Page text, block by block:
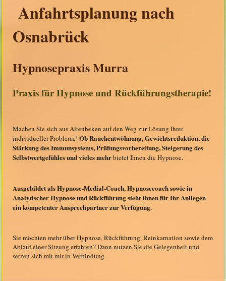
Anfahrtsplanung nach
Osnabrück
Hypnosepraxis Murra
Praxis für Hypnose und Rückführungstherapie!
Machen Sie sich aus Altenbeken auf den Weg zur Lösung Ihrer
individueller Probleme!Ob Rauchentwöhnung, Gewichtsreduktion, die
Stärkung des Immunsystems, Prüfungsvorbereitung, Steigerung des
Selbstwertgefühles und vieles mehrbietet Ihnen die Hypnose.
Ausgebildet als Hypnose-Medial-Coach, Hypnosecoach sowie in
Analytischer Hypnose und Rückführung steht Ihnen für Ihr Anliegen
ein kompetenter Ansprechpartner zur Verfügung.
Sie möchten mehr über Hypnose, Rückführung, Reinkarnation sowie dem
Ablauf einer Sitzung erfahren? Dann nutzen Sie die Gelegenheit und
setzen sich mit mir in Verbindung.